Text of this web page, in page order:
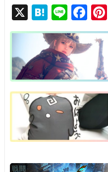
「夢想の羽毛」など貴重
毛」は、微睡みの幻...
X H
at
e
n
a
Li
n
e
F
a
c
b
o
o
k